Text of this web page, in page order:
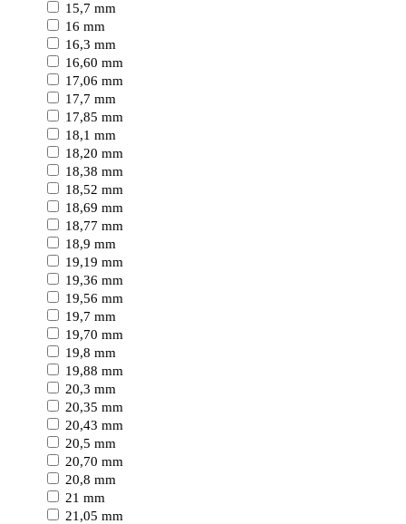
15,7 mm
16 mm
16,3 mm
16,60 mm
17,06 mm
17,7 mm
17,85 mm
18,1 mm
18,20 mm
18,38 mm
18,52 mm
18,69 mm
18,77 mm
18,9 mm
19,19 mm
19,36 mm
19,56 mm
19,7 mm
19,70 mm
19,8 mm
19,88 mm
20,3 mm
20,35 mm
20,43 mm
20,5 mm
20,70 mm
20,8 mm
21 mm
21,05 mm